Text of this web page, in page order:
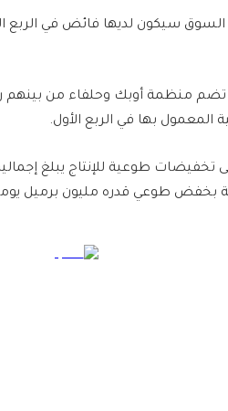
تضم منظمة أوبك وحلفاء من بينهم
المعمول بها في الربع الأول.
بخفض طوعي قدره مليون برميل